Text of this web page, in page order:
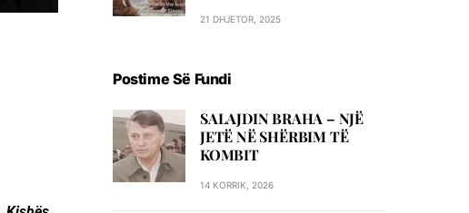
21 DHJETOR, 2025
Postime Së Fundi
SALAJDIN BRAHA – NJЁ
JETЁ NЁ SHЁRBIM TЁ
KOMBIT
14 KORRIK, 2026